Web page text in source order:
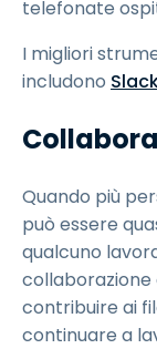
telefonate
I migliori
includono
Quando più
può essere
qualcuno
contribuire ai
continuare a